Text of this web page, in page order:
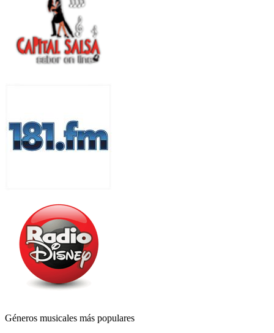
Géneros musicales más populares